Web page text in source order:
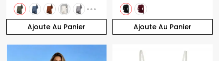
Ajoute Au Panier Ajoute Au Panier